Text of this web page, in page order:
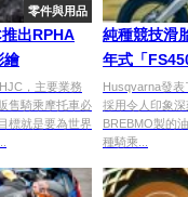
零件與用品
出RPHA
繪
，主要業務
售騎乘摩托車必
標就是要為世界
純種競技滑
年式「
Husqvarna發表
採用令人印象
BREBMO製的
種騎乘...